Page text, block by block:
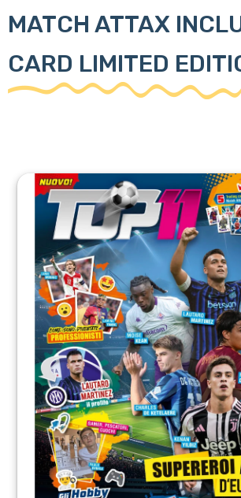
MATCH ATTAX
CARD LIMITED